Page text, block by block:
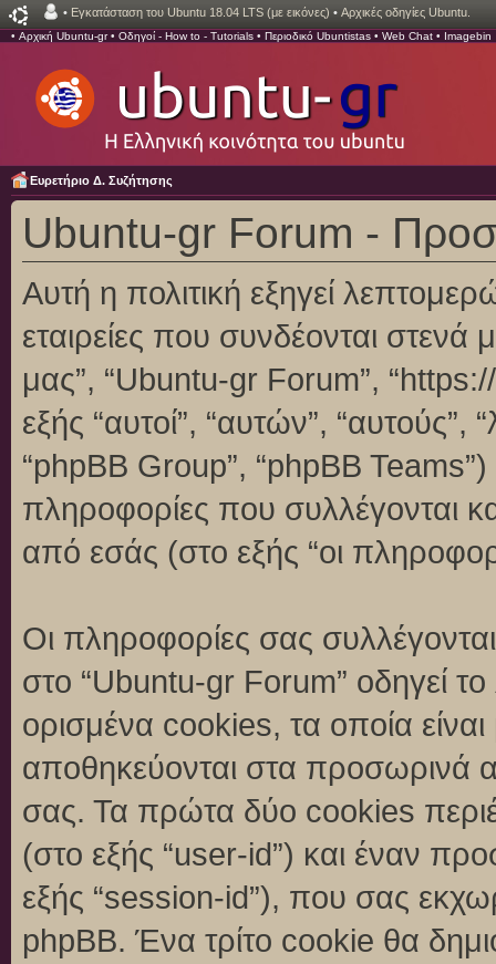
• Εγκατάσταση του Ubuntu 18.04 LTS (με εικόνες) • Αρχικές οδηγίες Ubuntu.
• Αρχική Ubuntu-gr• Οδηγοί - How to - Tutorials • Περιοδικό Ubuntistas • Web Chat • Imagebin
Ευρετήριο Δ. Συζήτησης
Ubuntu-gr Forum -
Αυτή η πολιτική εξηγεί
εταιρείες που συνδέονται στενά
μας”, “Ubuntu-gr Forum”,
εξής “αυτοί”, “αυτών”,
“phpBB Group”, “phpBB
πληροφορίες που συλλέγονται
από εσάς (στο εξής “οι
Οι πληροφορίες σας
στο “Ubuntu-gr Forum” οδηγεί
ορισμένα cookies, τα οποία
αποθηκεύονται στα προσωρινά
σας. Τα πρώτα δύο cookies
(στο εξής “user-id”) και έναν
εξής “session-id”), που σας
phpBB. Ένα τρίτο cookie θα